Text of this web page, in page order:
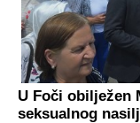
U Foči obilježen
seksualnog